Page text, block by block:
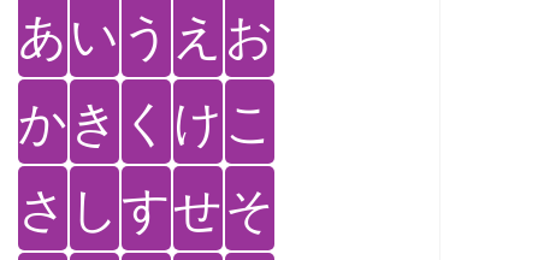
あい う え お
かき く けこ
さ しすせそ